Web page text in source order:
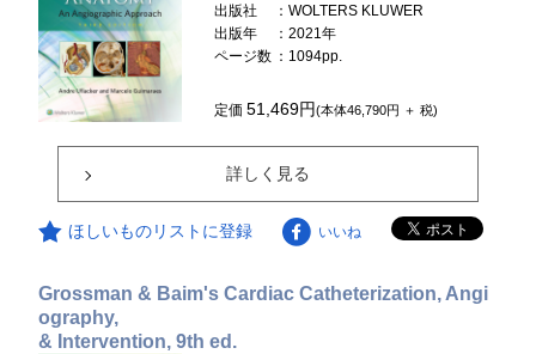
出版社
：WOLTERS KLUWER
出版年
：2021年
ページ数 ：1094pp.
定価51,469円(本体46,790円 ＋ 税)
詳しく見る
ほしいものリストに登録 いいね
Grossman & Baim's Cardiac Catheterization, Angi
ography,
& Intervention, 9th ed.